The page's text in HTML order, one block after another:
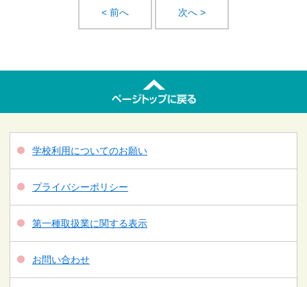
< 前へ 次へ >
学校利用についてのお願い
プライバシーポリシー
第一種取扱業に関する表示
お問い合わせ